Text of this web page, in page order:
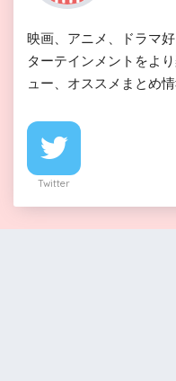
映画、アニメ、ドラマ
ターテインメントをよ
ュー、オススメまとめ
Twitter